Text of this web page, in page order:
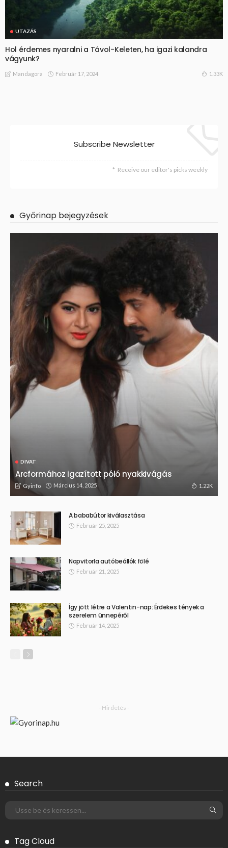
UTAZÁS
Hol érdemes nyaralni a Távol-Keleten, ha igazi kalandra
vágyunk?
Mandagora Február 17, 2024 1.33K
Subscribe Newsletter
Receive our editor's picks weekly
Győrinap bejegyzések
DIVAT
Arcformához igazított póló nyakkivágás
Gyinfo Március 14, 2025 1.22K
A bababútor kiválasztása
Február 25, 2025
Napvitorla autóbeállók fölé
Február 21, 2025
Így jött létre a Valentin-nap: Érdekes tények a
szerelem ünnepéről
Február 14, 2025
- Hirdetés -
Search
Tag Cloud